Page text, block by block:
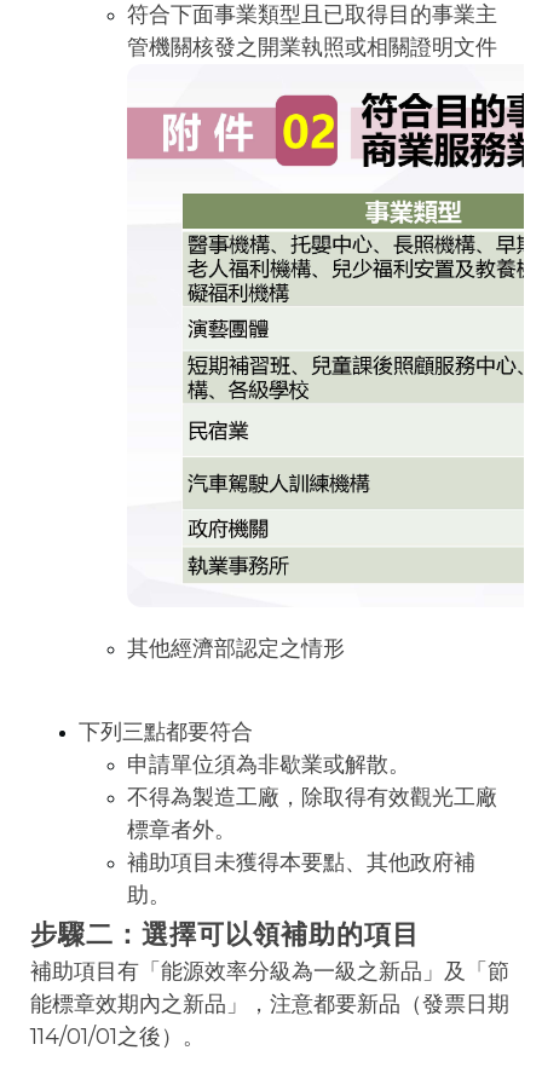
符合下面事業類型且已取得目的事業主
管機關核發之開業執照或相關證明文件
其他經濟部認定之情形
下列三點都要符合
申請單位須為非歇業或解散。
不得為製造工廠，除取得有效觀光工廠
標章者外。
補助項目未獲得本要點、其他政府補
助。
步驟二：選擇可以領補助的項目
補助項目有「能源效率分級為一級之新品」及「節
能標章效期內之新品」，注意都要新品（發票日期
114/01/01之後）。